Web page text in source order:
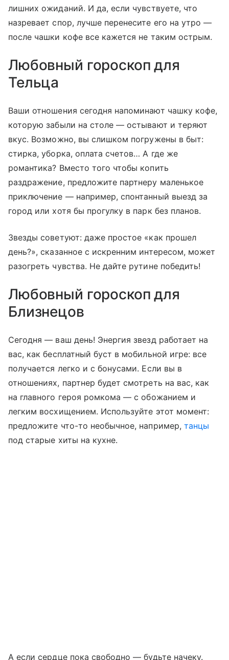
лишних ожиданий. И да, если чувствуете, что
назревает спор, лучше перенесите его на утро —
после чашки кофе все кажется не таким острым.
Любовный гороскоп для
Тельца
Ваши отношения сегодня напоминают чашку кофе,
которую забыли на столе — остывают и теряют
вкус. Возможно, вы слишком погружены в быт:
стирка, уборка, оплата счетов… А где же
романтика? Вместо того чтобы копить
раздражение, предложите партнеру маленькое
приключение — например, спонтанный выезд за
город или хотя бы прогулку в парк без планов.
Звезды советуют: даже простое «как прошел
день?», сказанное с искренним интересом, может
разогреть чувства. Не дайте рутине победить!
Любовный гороскоп для
Близнецов
Сегодня — ваш день! Энергия звезд работает на
вас, как бесплатный буст в мобильной игре: все
получается легко и с бонусами. Если вы в
отношениях, партнер будет смотреть на вас, как
на главного героя ромкома — с обожанием и
легким восхищением. Используйте этот момент:
предложите что-то необычное, например, танцы
под старые хиты на кухне.
А если сердце пока свободно — будьте начеку.